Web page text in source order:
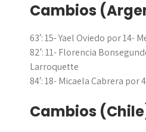
Cambios
63′: 15- Yael Oviedo por 14-
82′: 11- Florencia
Larroquette
84′: 18- Micaela Cabrera
Cambios